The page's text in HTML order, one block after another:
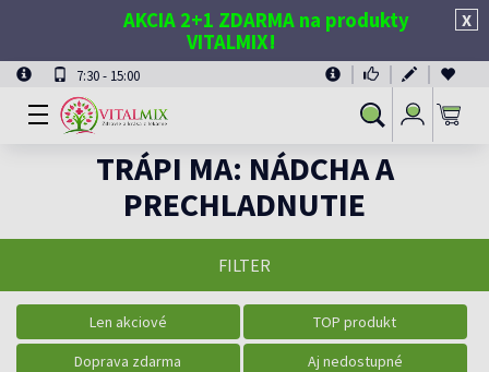
X
AKCIA 2+1 ZDARMA na produkty
VITALMIX!
7:30 - 15:00
Vyhľadávanie
Prihlásiť
sa
TRÁPI MA: NÁDCHA A
PRECHLADNUTIE
FILTER
Len akciové
TOP produkt
Doprava zdarma
Aj nedostupné